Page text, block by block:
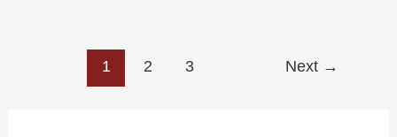
1 2 3 Next →